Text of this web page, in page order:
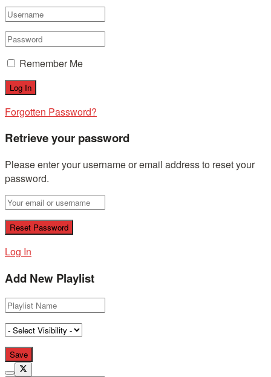
Remember Me
Forgotten Password?
Retrieve your password
Please enter your username or email address to reset your
password.
Log In
Add New Playlist